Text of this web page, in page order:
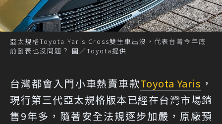
亞太規格Toyota Yaris Cross雙生車出沒，代表台灣今年底
前發表也沒問題？ 圖／Toyota提供
台灣都會入門小車熱賣車款Toyota Yaris ，
現行第三代亞太規格版本已經在台灣市場銷
售9年多，隨著安全法規逐步加嚴，原廠預